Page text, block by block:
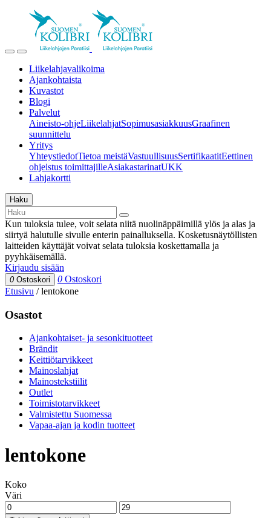
Liikelahjavalikoima
Ajankohtaista
Kuvastot
Blogi
Palvelut
Aineisto-ohjeLiikelahjatSopimusasiakkuusGraafinen
suunnittelu
Yritys
YhteystiedotTietoa meistäVastuullisuusSertifikaatitEettinen
ohjeistus toimittajilleAsiakastarinatUKK
Lahjakortti
Haku
Kun tuloksia tulee, voit selata niitä nuolinäppäimillä ylös ja alas ja
siirtyä halutulle sivulle enterin painalluksella. Kosketusnäytöllisten
laitteiden käyttäjät voivat selata tuloksia koskettamalla ja
pyyhkäisemällä.
Kirjaudu sisään
0 Ostoskori 0 Ostoskori
Etusivu /lentokone
Osastot
Ajankohtaiset- ja sesonkituotteet
Brändit
Keittiötarvikkeet
Mainoslahjat
Mainostekstiilit
Outlet
Toimistotarvikkeet
Valmistettu Suomessa
Vapaa-ajan ja kodin tuotteet
lentokone
Koko
Väri